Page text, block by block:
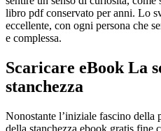
libro pdf conservato per anni. Lo
eccellente, con ogni persona che
e complessa.
Scaricare eBook La
stanchezza
Nonostante l’iniziale fascino della